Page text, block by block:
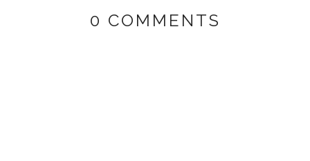
0 COMMENTS